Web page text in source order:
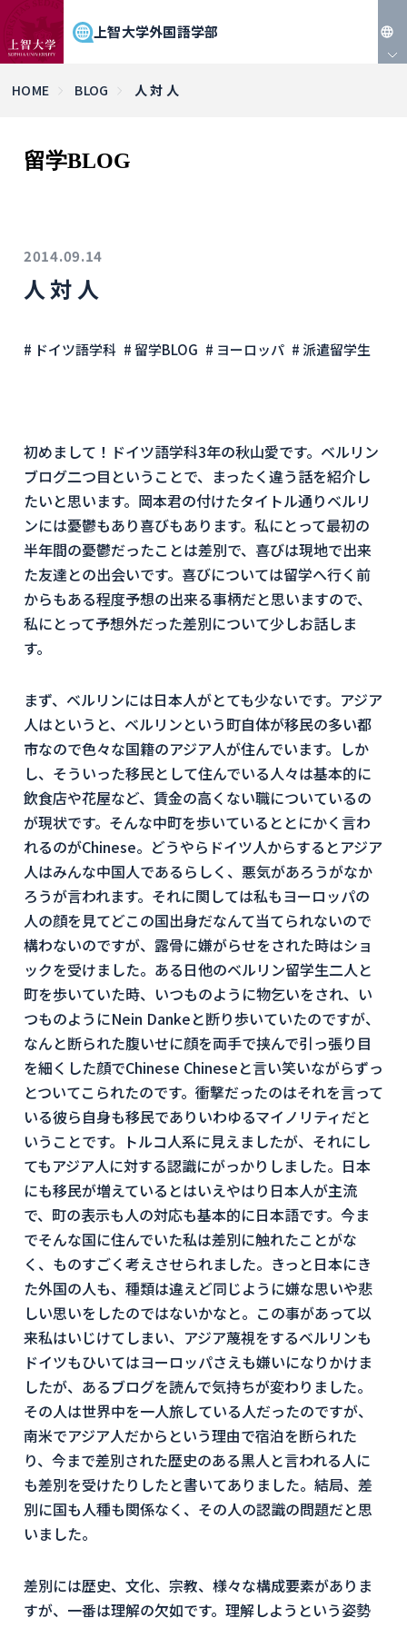
上智大学外国語学部
HOME BLOG 人 対 人
留学BLOG
2014.09.14
人 対 人
# ドイツ語学科 # 留学BLOG # ヨーロッパ # 派遣留学生
初めまして！ドイツ語学科3年の秋山愛です。ベルリン
ブログ二つ目ということで、まったく違う話を紹介し
たいと思います。岡本君の付けたタイトル通りベルリ
ンには憂鬱もあり喜びもあります。私にとって最初の
半年間の憂鬱だったことは差別で、喜びは現地で出来
た友達との出会いです。喜びについては留学へ行く前
からもある程度予想の出来る事柄だと思いますので、
私にとって予想外だった差別について少しお話しま
す。
まず、ベルリンには日本人がとても少ないです。アジア
人はというと、ベルリンという町自体が移民の多い都
市なので色々な国籍のアジア人が住んでいます。しか
し、そういった移民として住んでいる人々は基本的に
飲食店や花屋など、賃金の高くない職についているの
が現状です。そんな中町を歩いているととにかく言わ
れるのがChinese。どうやらドイツ人からするとアジア
人はみんな中国人であるらしく、悪気があろうがなか
ろうが言われます。それに関しては私もヨーロッパの
人の顔を見てどこの国出身だなんて当てられないので
構わないのですが、露骨に嫌がらせをされた時はショ
ックを受けました。ある日他のベルリン留学生二人と
町を歩いていた時、いつものように物乞いをされ、い
つものようにNein Dankeと断り歩いていたのですが、
なんと断られた腹いせに顔を両手で挟んで引っ張り目
を細くした顔でChinese Chineseと言い笑いながらずっ
とついてこられたのです。衝撃だったのはそれを言って
いる彼ら自身も移民でありいわゆるマイノリティだと
いうことです。トルコ人系に見えましたが、それにし
てもアジア人に対する認識にがっかりしました。日本
にも移民が増えているとはいえやはり日本人が主流
で、町の表示も人の対応も基本的に日本語です。今ま
でそんな国に住んでいた私は差別に触れたことがな
く、ものすごく考えさせられました。きっと日本にき
た外国の人も、種類は違えど同じように嫌な思いや悲
しい思いをしたのではないかなと。この事があって以
来私はいじけてしまい、アジア蔑視をするベルリンも
ドイツもひいてはヨーロッパさえも嫌いになりかけま
したが、あるブログを読んで気持ちが変わりました。
その人は世界中を一人旅している人だったのですが、
南米でアジア人だからという理由で宿泊を断られた
り、今まで差別された歴史のある黒人と言われる人に
も差別を受けたりしたと書いてありました。結局、差
別に国も人種も関係なく、その人の認識の問題だと思
いました。
差別には歴史、文化、宗教、様々な構成要素がありま
すが、一番は理解の欠如です。理解しようという姿勢